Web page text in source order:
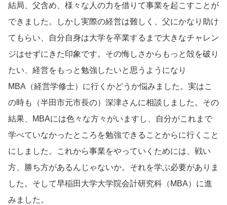
結局、父含め、様々な人の力を借りて事業を起こすことが
できました。しかし実際の経営は難しく、父にかなり助け
てもらい、自分自身は大学を卒業するまで大きなチャレン
ジはせずにきた印象です。その悔しさからもっと殻を破り
たい、経営をもっと勉強したいと思うようになり
MBA（経営学修士）に行くかどうか悩みました。実はこ
の時も（半田市元市長の）深津さんに相談しました。その
結果、MBAには色々な方々がいますし、自分がこれまで
学べていなかったところを勉強できることからに行くこと
にしました。これから事業をやっていくためには、戦い
方、勝ち方があるんじゃないか。それを学ぶ必要がありま
した。そして早稲田大学大学院会計研究科（MBA）に進
みました。